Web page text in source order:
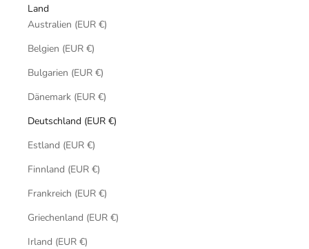
Land
Australien (EUR €)
Belgien (EUR €)
Bulgarien (EUR €)
Dänemark (EUR €)
Deutschland (EUR €)
Estland (EUR €)
Finnland (EUR €)
Frankreich (EUR €)
Griechenland (EUR €)
Irland (EUR €)